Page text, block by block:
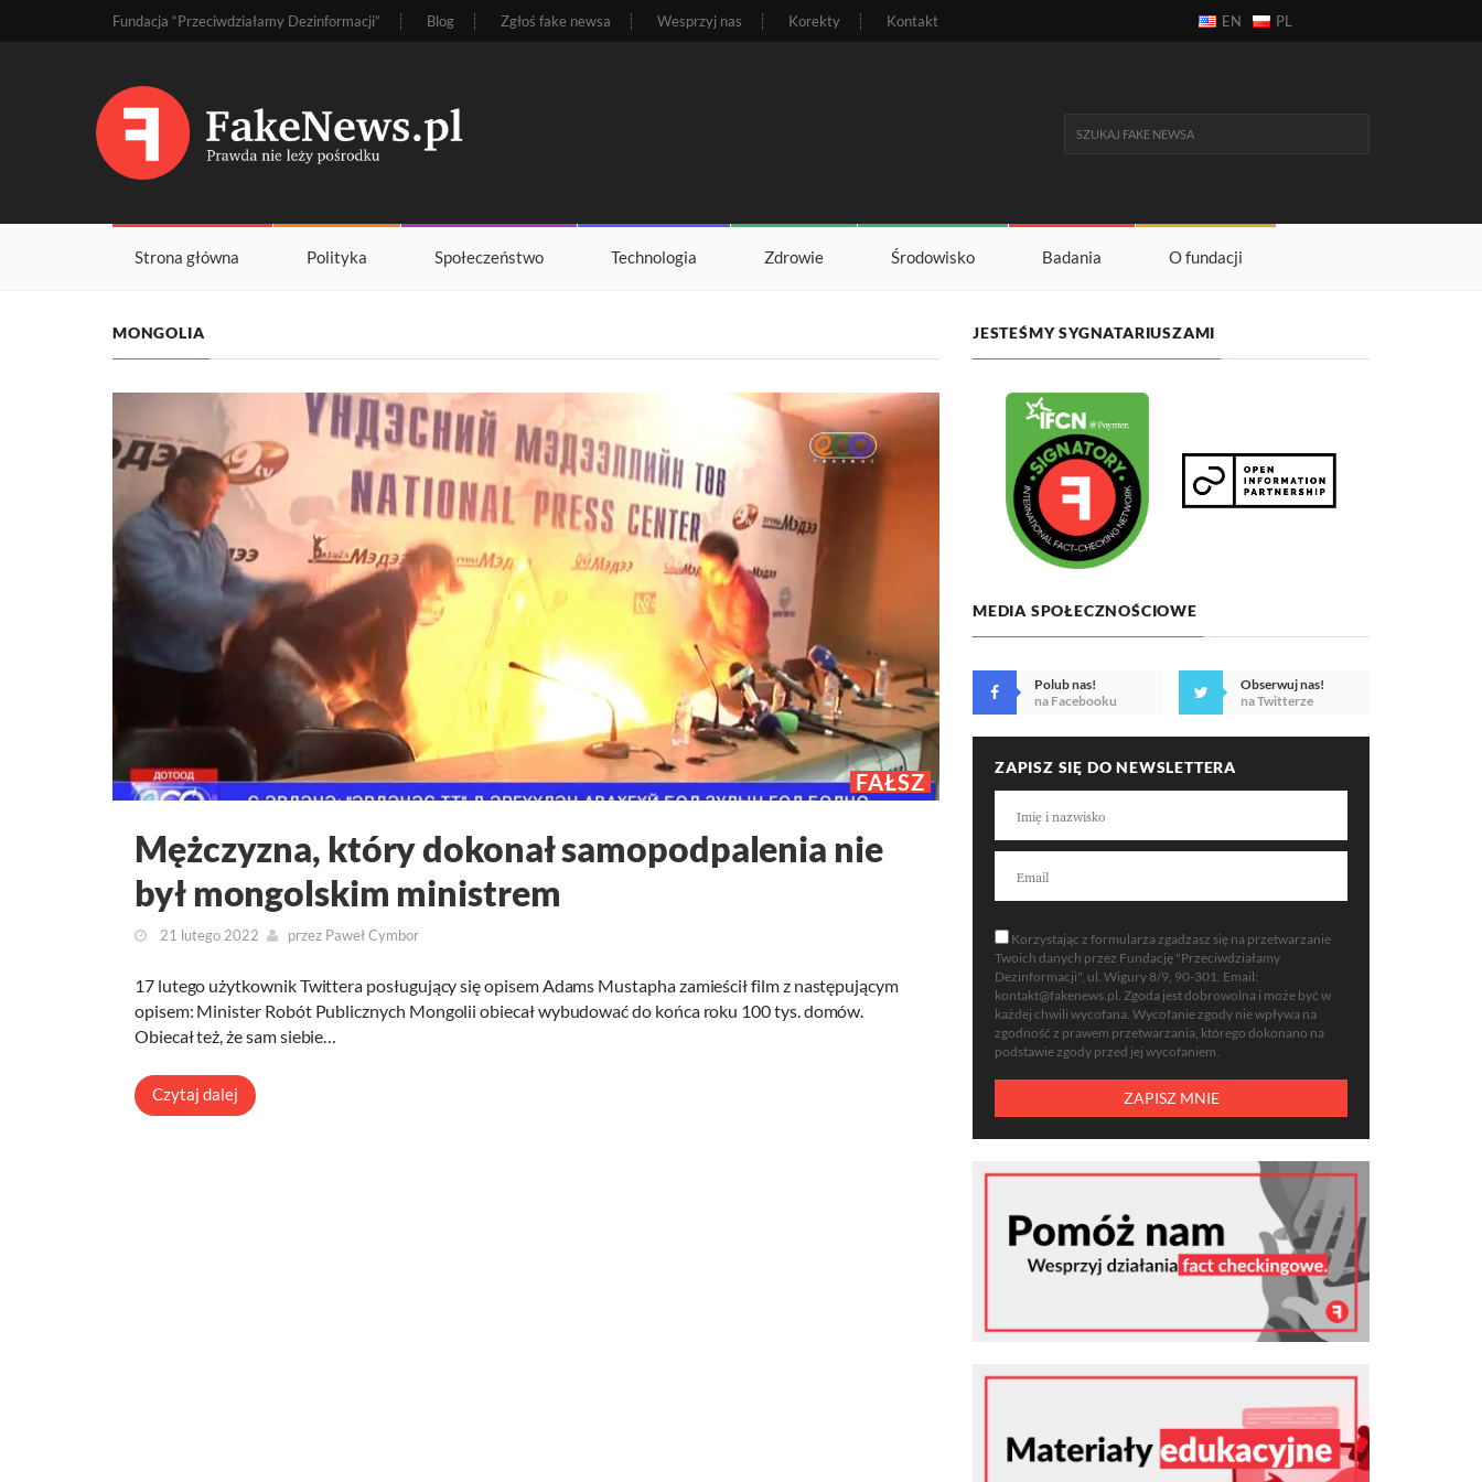
Fundacja “Przeciwdziałamy Dezinformacji” Blog Zgłoś fake newsa Wesprzyj nas Korekty Kontakt EN PL
Strona główna Polityka Społeczeństwo Technologia Zdrowie Środowisko Badania O fundacji
MONGOLIA
FAŁSZ
Mężczyzna, który dokonał samopodpalenia nie
był mongolskim ministrem
21 lutego 2022 przez Paweł Cymbor
17 lutego użytkownik Twittera posługujący się opisem Adams Mustapha zamieścił film z następującym
opisem: Minister Robót Publicznych Mongolii obiecał wybudować do końca roku 100 tys. domów.
Obiecał też, że sam siebie…
Czytaj dalej
JESTEŚMY SYGNATARIUSZAMI
MEDIA SPOŁECZNOŚCIOWE
Polub nas!
na Facebooku
Obserwuj nas!
na Twitterze
ZAPISZ SIĘ DO NEWSLETTERA
Korzystając z formularza zgadzasz się na przetwarzanie
Twoich danych przez Fundację "Przeciwdziałamy
Dezinformacji", ul. Wigury 8/9, 90-301. Email:
kontakt@fakenews.pl. Zgoda jest dobrowolna i może być w
każdej chwili wycofana. Wycofanie zgody nie wpływa na
zgodność z prawem przetwarzania, którego dokonano na
podstawie zgody przed jej wycofaniem.